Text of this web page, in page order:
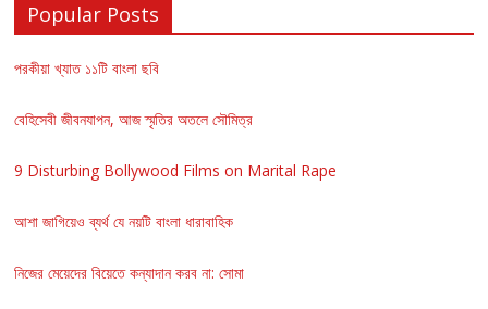
Popular Posts
পরকীয়া খ্যাত ১১টি বাংলা ছবি
বেহিসেবী জীবনযাপন, আজ স্মৃতির অতলে সৌমিত্র
9 Disturbing Bollywood Films on Marital Rape
আশা জাগিয়েও ব্যর্থ যে নয়টি বাংলা ধারাবাহিক
নিজের মেয়েদের বিয়েতে কন্যাদান করব না: সোমা